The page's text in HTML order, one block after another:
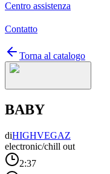
Centro assistenza
Contatto
Torna al catalogo
BABY
diHIGHVEGAZ
electronic/chill out
2:37